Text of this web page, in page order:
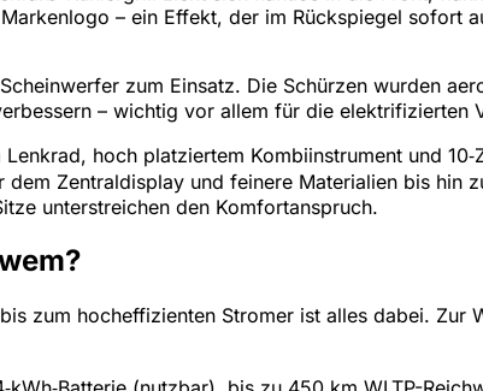
– ein Effekt, der im Rückspiegel sofort
zum Einsatz. Die Schürzen wurden
– wichtig vor allem für die elektrifizierten
hoch platziertem Kombiinstrument und
Zentraldisplay und feinere Materialien bis hin
unterstreichen den Komfortanspruch.
zum hocheffizienten Stromer ist alles dabei. Zur